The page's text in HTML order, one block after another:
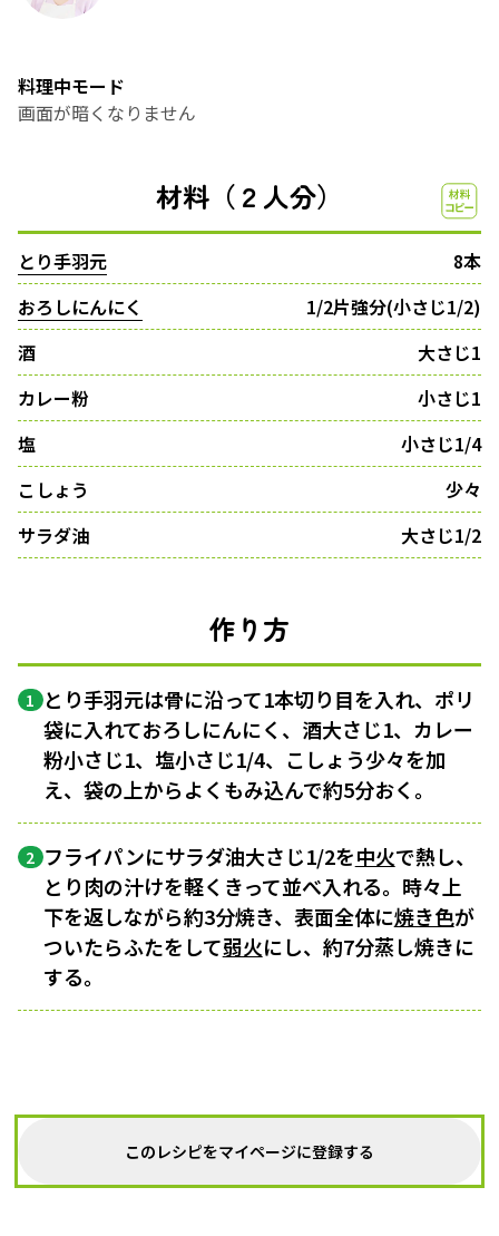
料理中モード
画面が暗くなりません
材料（２人分）
とり手羽元
8本
おろしにんにく
1/2片強分(小さじ1/2)
酒
大さじ1
カレー粉
小さじ1
塩
小さじ1/4
こしょう
少々
サラダ油
大さじ1/2
作り方
1 とり手羽元は骨に沿って1本切り目を入れ、ポリ
袋に入れておろしにんにく、酒大さじ1、カレー
粉小さじ1、塩小さじ1/4、こしょう少々を加
え、袋の上からよくもみ込んで約5分おく。
2 フライパンにサラダ油大さじ1/2を中火で熱し、
とり肉の汁けを軽くきって並べ入れる。時々上
下を返しながら約3分焼き、表面全体に焼き色が
ついたらふたをして弱火にし、約7分蒸し焼きに
する。
このレシピをマイページに登録する